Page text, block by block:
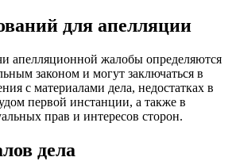
для апелляции
апелляционной жалобы определяются
законом и могут заключаться в
с материалами дела, недостатках в
первой инстанции, а также в
прав и интересов сторон.
дела